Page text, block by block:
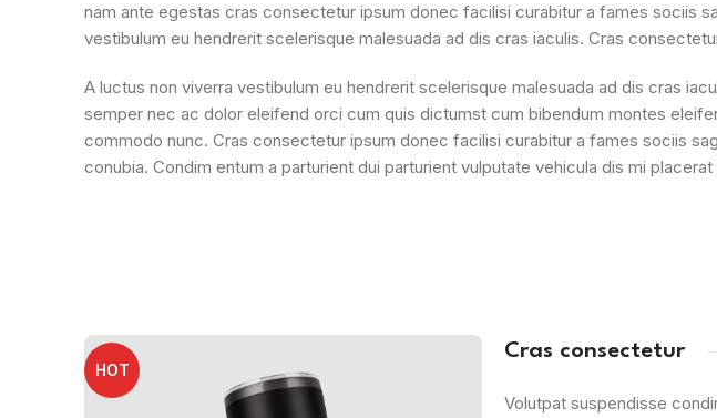
nam ante egestas cras consectetur ipsum donec facilisi curabitur a fames sociis
vestibulum eu hendrerit scelerisque malesuada ad dis cras iaculis. Cras
A luctus non viverra vestibulum eu hendrerit scelerisque malesuada ad dis cras
semper nec ac dolor eleifend orci cum quis dictumst cum bibendum montes
commodo nunc. Cras consectetur ipsum donec facilisi curabitur a fames sociis
conubia. Condim entum a parturient dui parturient vulputate vehicula dis mi placerat
HOT
Cras consectetur
Volutpat suspendisse